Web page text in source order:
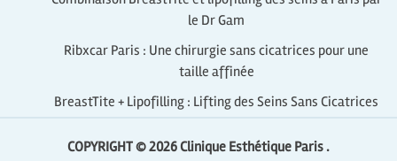
le Dr Gam
Ribxcar Paris : Une chirurgie sans cicatrices pour une
taille affinée
BreastTite + Lipofilling : Lifting des Seins Sans Cicatrices
COPYRIGHT © 2026Clinique Esthétique Paris .